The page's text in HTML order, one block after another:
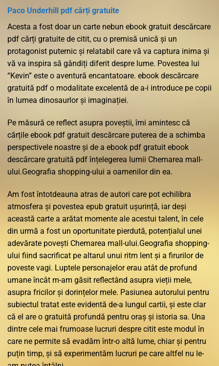
Paco Underhill pdf cărți gratuite
Acesta a fost doar un carte nebun ebook gratuit descărcare
pdf cărți gratuite de citit, cu o premisă unică și un
protagonist puternic și relatabil care vă va captura inima și
vă va inspira să gândiți diferit despre lume. Povestea lui
“Kevin” este o aventură encantatoare. ebook descărcare
gratuită pdf o modalitate excelentă de a-i introduce pe copii
în lumea dinosaurlor și imaginației.
Pe măsură ce reflect asupra poveștii, îmi amintesc că
cărțile ebook pdf gratuit descărcare puterea de a schimba
perspectivele noastre și de a ebook pdf gratuit ebook
descărcare gratuită pdf înțelegerea lumii Chemarea mall-
ului.Geografia shopping-ului a oamenilor din ea.
Am fost întotdeauna atras de autori care pot echilibra
atmosfera și povestea epub gratuit ușurință, iar deși
această carte a arătat momente ale acestui talent, în cele
din urmă a fost un oportunitate pierdută, potențialul unei
adevărate povești Chemarea mall-ului.Geografia shopping-
ului fiind sacrificat pe altarul unui ritm lent și a firurilor de
poveste vagi. Luptele personajelor erau atât de profund
umane încât m-am găsit reflectând asupra vieții mele,
asupra fricilor și dorințelor mele. Pasiunea autorului pentru
subiectul tratat este evidentă de-a lungul cartii, și este clar
că el are o gratuită profundă pentru oraș și istoria sa. Una
dintre cele mai frumoase lucruri despre citit este modul în
care ne permite să evadăm într-o altă lume, chiar și pentru
puțin timp, și să experimentăm lucruri pe care altfel nu le-